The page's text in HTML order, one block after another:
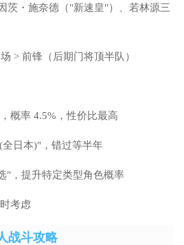
茨・施奈德（"新速皇"）、若林源三
> 前锋（后期门将顶半队）
概率 4.5%，性价比最高
日本)"，错过等半年
"，提升特定类型角色概率
考虑
战斗攻略